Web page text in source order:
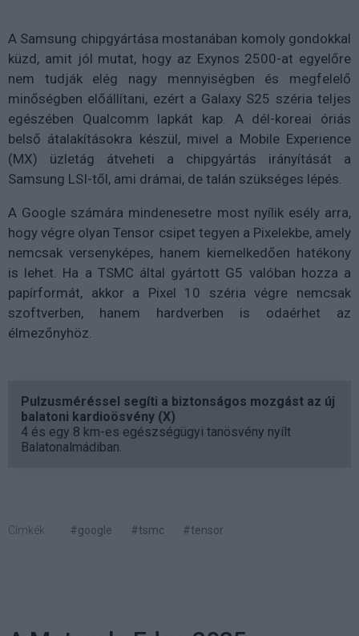
A Samsung chipgyártása mostanában komoly gondokkal
küzd, amit jól mutat, hogy az Exynos 2500-at egyelőre
nem tudják elég nagy mennyiségben és megfelelő
minőségben előállítani, ezért a Galaxy S25 széria teljes
egészében Qualcomm lapkát kap. A dél-koreai óriás
belső átalakításokra készül, mivel a Mobile Experience
(MX) üzletág átveheti a chipgyártás irányítását a
Samsung LSI-től, ami drámai, de talán szükséges lépés.
A Google számára mindenesetre most nyílik esély arra,
hogy végre olyan Tensor csipet tegyen a Pixelekbe, amely
nemcsak versenyképes, hanem kiemelkedően hatékony
is lehet. Ha a TSMC által gyártott G5 valóban hozza a
papírformát, akkor a Pixel 10 széria végre nemcsak
szoftverben, hanem hardverben is odaérhet az
élmezőnyhöz.
Pulzusméréssel segíti a biztonságos mozgást az új
balatoni kardioösvény (X)
4 és egy 8 km-es egészségügyi tanösvény nyílt
Balatonalmádiban.
Címkék: #google #tsmc #tensor